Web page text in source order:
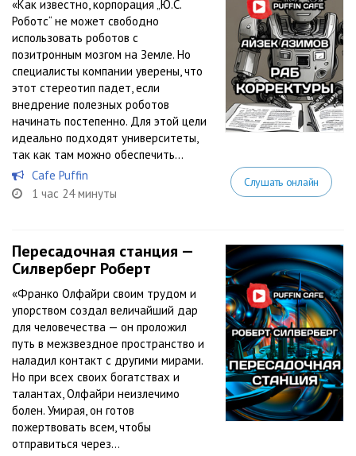
«Как известно, корпорация „Ю.С.
Роботс“ не может свободно
использовать роботов с
позитронным мозгом на Земле. Но
специалисты компании уверены, что
этот стереотип падет, если
внедрение полезных роботов
начинать постепенно. Для этой цели
идеально подходят университеты,
так как там можно обеспечить...
Cafe Puffin
1 час 24 минуты
Слушать онлайн
Пересадочная станция —
Силверберг Роберт
«Франко Олфайри своим трудом и
упорством создал величайший дар
для человечества — он проложил
путь в межзвездное пространство и
наладил контакт с другими мирами.
Но при всех своих богатствах и
талантах, Олфайри неизлечимо
болен. Умирая, он готов
пожертвовать всем, чтобы
отправиться через...